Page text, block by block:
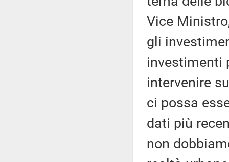
Vice
gli
investimenti
intervenire
ci possa
dati più
non